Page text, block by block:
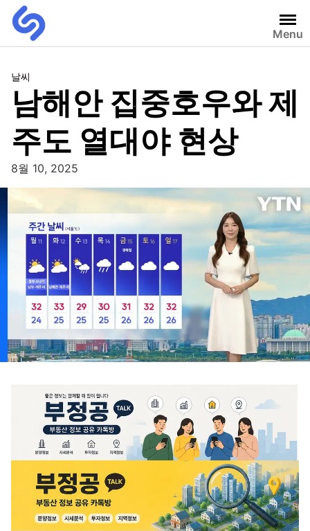
Menu
날씨
남해안 집중호우와 제
주도 열대야 현상
8월 10, 2025